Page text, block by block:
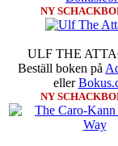
NY
ULF THE
Beställ boken på
eller
NY